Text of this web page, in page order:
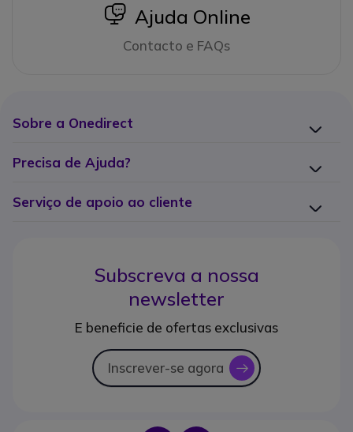
icon
Ajuda Online
Contacto e FAQs
Sobre a Onedirect
Precisa de Ajuda?
Serviço de apoio ao cliente
Subscreva a nossa
newsletter
E beneficie de ofertas exclusivas
Inscrever-se agora icon